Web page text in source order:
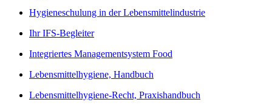
Hygieneschulung in der Lebensmittelindustrie
Ihr IFS-Begleiter
Integriertes Managementsystem Food
Lebensmittelhygiene, Handbuch
Lebensmittelhygiene-Recht, Praxishandbuch